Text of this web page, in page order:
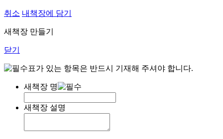
취소 내책장에 담기
새책장 만들기
닫기
표가 있는 항목은 반드시 기재해 주셔야 합니다.
새책장 명
새책장 설명